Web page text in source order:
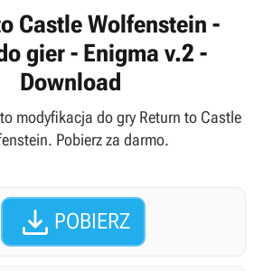
Castle Wolfenstein -
gier - Enigma v.2 -
Download
modyfikacja do gry Return to Castle
Pobierz za darmo.
 POBIERZ